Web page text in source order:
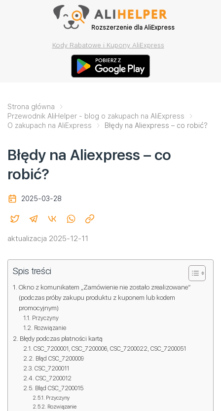
Rozszerzenie dla AliExpress
Kody Rabatowe i Kupony AliExpress
Strona główna
Przewodnik AliHelper - blog o zakupach na AliExpress
O zakupach na AliExpress
Błędy na Aliexpress – co robić?
Błędy na Aliexpress – co
robić?
2025-03-28
aktualizacja 2025-12-11
Spis treści
Okno z komunikatem „Zamówienie nie zostało zrealizowane”
(podczas próby zakupu produktu z kuponem lub kodem
promocyjnym)
Przyczyny
Rozwiązanie
Błędy podczas płatności kartą
CSC_7200001, CSC_7200006, CSC_7200022, CSC_7200051
Błąd CSC_7200009
CSC_7200011
CSC_7200012
Błąd CSC_7200015
Przyczyny
Rozwiązanie